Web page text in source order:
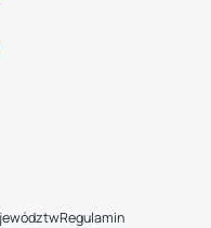
Regulamin